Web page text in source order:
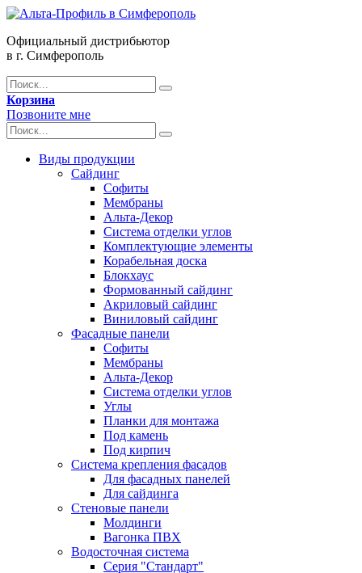
Официальный дистрибьютор
в г. Симферополь
Корзина
Позвоните мне
Виды продукции
Сайдинг
Софиты
Мембраны
Альта-Декор
Система отделки углов
Комплектующие элементы
Корабельная доска
Блокхаус
Формованный сайдинг
Акриловый сайдинг
Виниловый сайдинг
Фасадные панели
Софиты
Мембраны
Альта-Декор
Система отделки углов
Углы
Планки для монтажа
Под камень
Под кирпич
Система крепления фасадов
Для фасадных панелей
Для сайдинга
Стеновые панели
Молдинги
Вагонка ПВХ
Водосточная система
Серия "Стандарт"